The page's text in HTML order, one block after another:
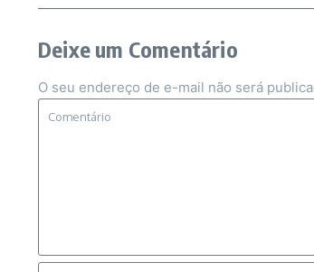
Deixe um Comentário
O seu endereço de e-mail não será